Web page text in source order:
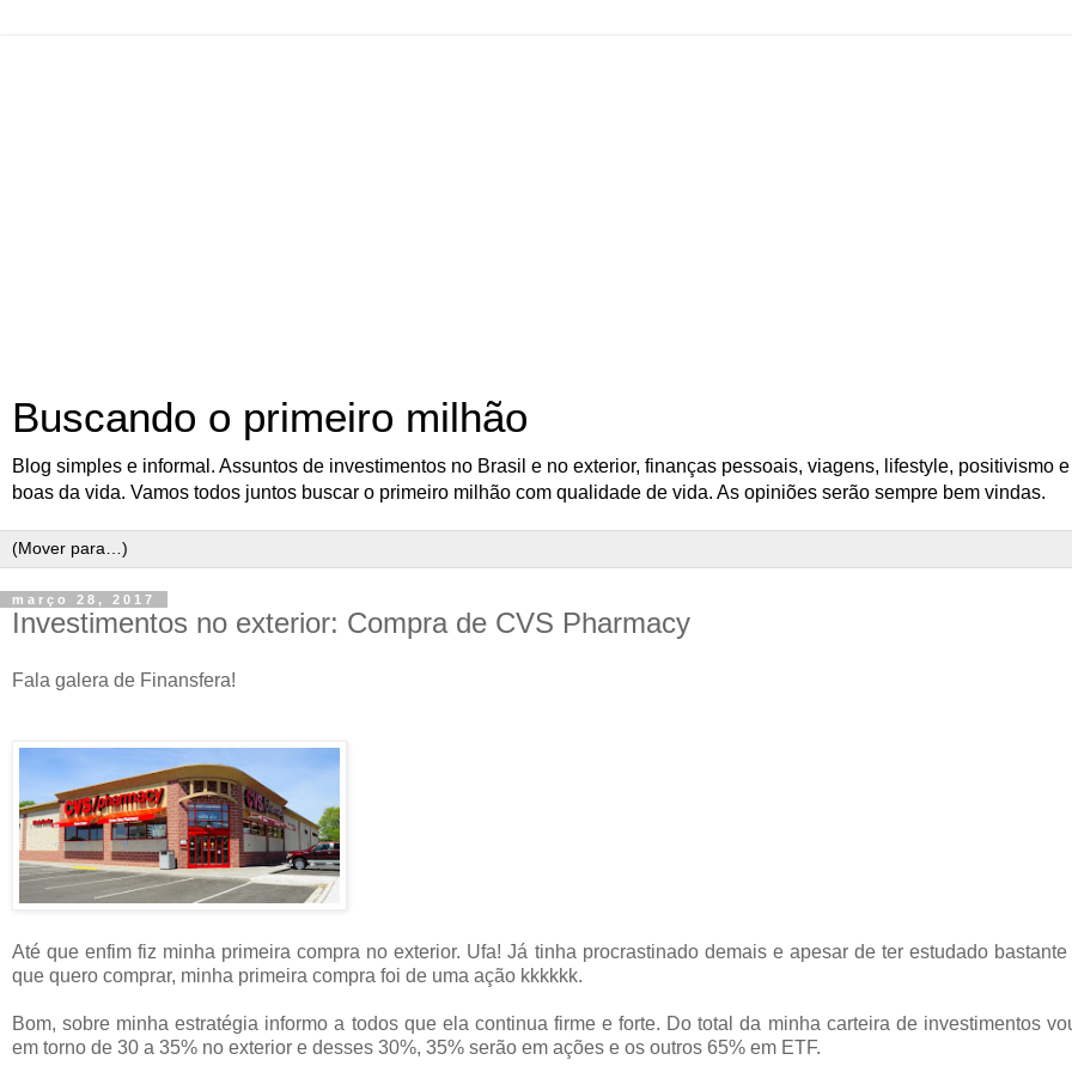
Buscando o primeiro milhão
Blog simples e informal. Assuntos de investimentos no Brasil e no exterior, finanças pessoais, viagens, lifestyle, positivismo
boas da vida. Vamos todos juntos buscar o primeiro milhão com qualidade de vida. As opiniões serão sempre bem vindas.
março 28, 2017
Investimentos no exterior: Compra de CVS Pharmacy
Fala galera de Finansfera!
Até que enfim fiz minha primeira compra no exterior. Ufa! Já tinha procrastinado demais e apesar de ter estudado
que quero comprar, minha primeira compra foi de uma ação kkkkkk.
Bom, sobre minha estratégia informo a todos que ela continua firme e forte. Do total da minha carteira de investimentos
em torno de 30 a 35% no exterior e desses 30%, 35% serão em ações e os outros 65% em ETF.